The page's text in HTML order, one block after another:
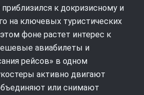
к докризисному и
на ключевых туристических
фоне растет интерес к
авиабилеты и
рейсов» в одном
активно двигают
или снимают